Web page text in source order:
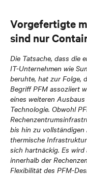
Vorgefertigte
sind nur
Die Tatsache, dass die
IT-Unternehmen wie
beruhte, hat zur Folge,
Begriff PFM assoziiert
eines weiteren
Technologie. Obwohl
bis hin zu
thermische
sich hartnäckig. Es
innerhalb der
Flexibilität des PFM-